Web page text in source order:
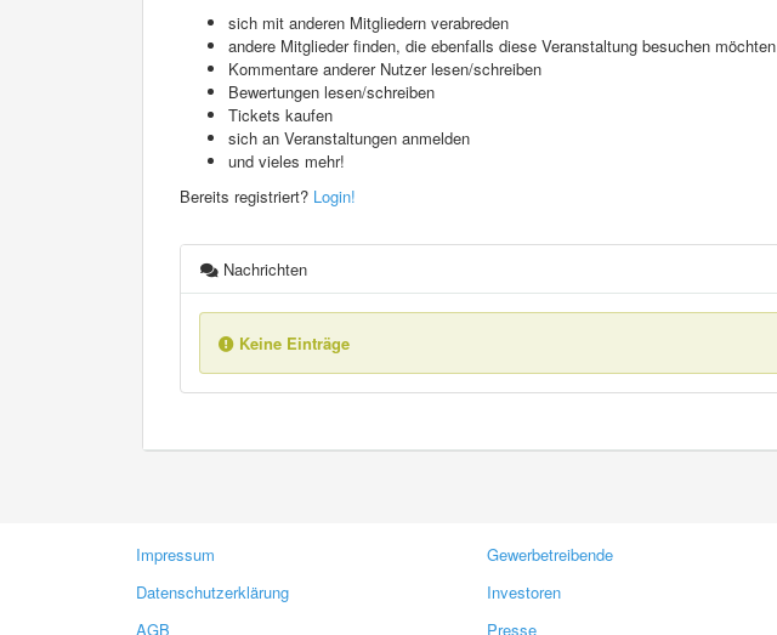
sich mit anderen Mitgliedern verabreden
andere Mitglieder finden, die ebenfalls diese Veranstaltung besuchen möchten
Kommentare anderer Nutzer lesen/schreiben
Bewertungen lesen/schreiben
Tickets kaufen
sich an Veranstaltungen anmelden
und vieles mehr!
Bereits registriert? Login!
Nachrichten
Keine Einträge
Impressum
Datenschutzerklärung
AGB
Gewerbetreibende
Investoren
Presse